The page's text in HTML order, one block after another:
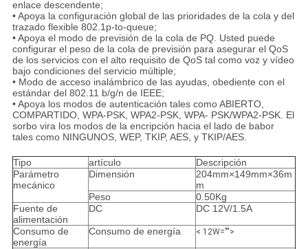
enlace descendente;
• Apoya la configuración global de las prioridades de la cola y del
trazado flexible 802.1p-to-queue;
• Apoya el modo de previsión de la cola de PQ. Usted puede
configurar el peso de la cola de previsión para asegurar el QoS
de los servicios con el alto requisito de QoS tal como voz y vídeo
bajo condiciones del servicio múltiple;
• Modo de acceso inalámbrico de las ayudas, obediente con el
estándar del 802.11 b/g/n de IEEE;
• Apoya los modos de autenticación tales como ABIERTO,
COMPARTIDO, WPA-PSK, WPA2-PSK, WPA- PSK/WPA2-PSK. El
sorbo vira los modos de la encripción hacia el lado de babor
tales como NINGUNOS, WEP, TKIP, AES, y TKIP/AES.
Tipo artículo
Descripción
Parámetro
mecánico
Dimensión
204mm×149mm×36m
m
Peso
0.50Kg
Fuente de
alimentación
DC DC 12V/1.5A
Consumo de
energía
Consumo de energía < 12W="">